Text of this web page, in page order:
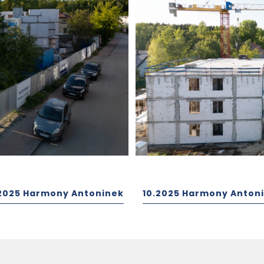
Harmony Antoninek 10.2025 Harmony